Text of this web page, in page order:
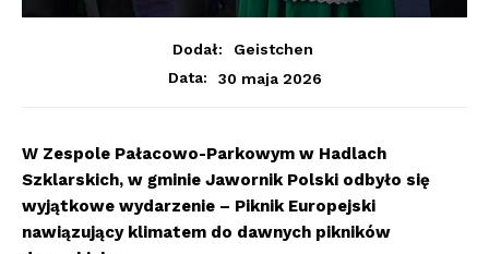
Dodał:
Geistchen
Data:
30 maja 2026
W Zespole Pałacowo-Parkowym w Hadlach
Szklarskich, w gminie Jawornik Polski odbyło się
wyjątkowe wydarzenie – Piknik Europejski
nawiązujący klimatem do dawnych pikników